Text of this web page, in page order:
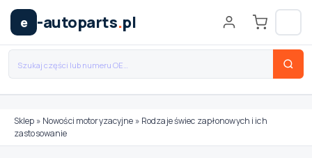
e -autoparts.pl
Wybierz swój pojazd
Sklep » Nowości motoryzacyjne » Rodzaje świec zapłonowych i ich
zastosowanie